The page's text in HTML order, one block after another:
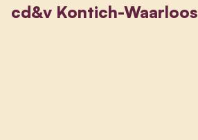
cd&v Kontich-Waarloos